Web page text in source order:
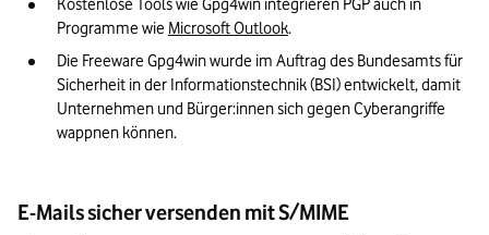
Kostenlose Tools wie Gpg4win integrieren PGP auch in
Programme wie Microsoft Outlook.
Die Freeware Gpg4win wurde im Auftrag des Bundesamts für
Sicherheit in der Informationstechnik (BSI) entwickelt, damit
Unternehmen und Bürger:innen sich gegen Cyberangriffe
wappnen können.
E-Mails sicher versenden mit S/MIME